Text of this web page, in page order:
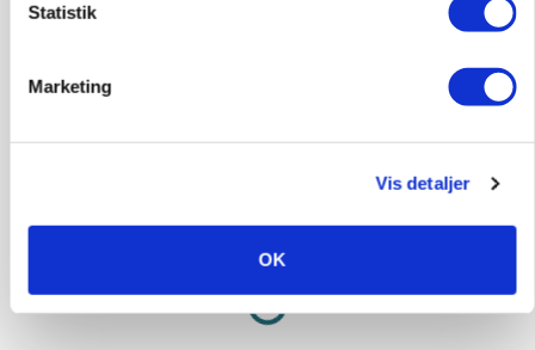
Statistik
Marketing
Vis detaljer
OK
På døgnvagt i høsten
Annonce
Loading...